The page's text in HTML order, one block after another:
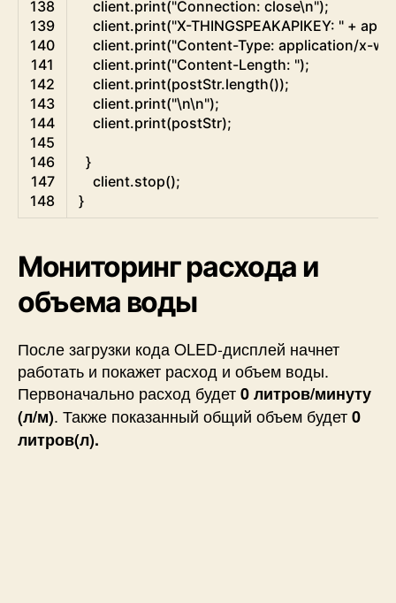
138
139
140
141
142
143
144
145
146
147
148
client.print("Connection: close\n");
client.print("X-THINGSPEAKAPIKEY: " +
client.print("Content-Type: application/x-
client.print("Content-Length: ");
client.print(postStr.length());
client.print("\n\n");
client.print(postStr);
}
client.stop();
}
Мониторинг расхода и
объема воды
После загрузки кода OLED-дисплей начнет
работать и покажет расход и объем воды.
Первоначально расход будет0 литров/минуту
(л/м). Также показанный общий объем будет0
литров(л).